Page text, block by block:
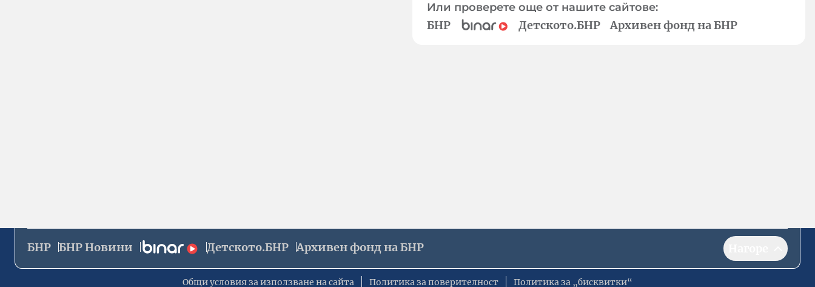
Или проверете още от нашите сайтове:
БНР Детското.БНР Архивен фонд на БНР
БНР БНР Новини Детското.БНР Архивен фонд на БНР
Общи условия за използване на сайта Политика за поверителност Политика за „бисквитки“